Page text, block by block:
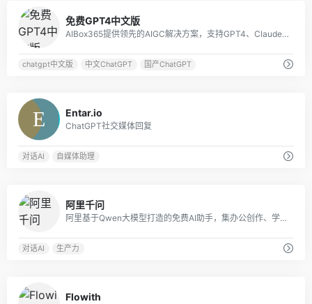
免费GPT4中文版
AIBox365提供领先的AIGC解决方案，支持GPT4、Claude3、Gemini1.5、Midjourney等国内外大模型。
chatgpt中文版 中文ChatGPT 国产ChatGPT
Entar.io
ChatGPT社交媒体回复
对话AI 自媒体助理
阿里千问
阿里基于Qwen大模型打造的免费AI助手，集办公创作、学习辅导、生活服务于一体，会聊天更能办事，是覆盖全场景的智能生产力工具
对话AI 生产力
Flowith